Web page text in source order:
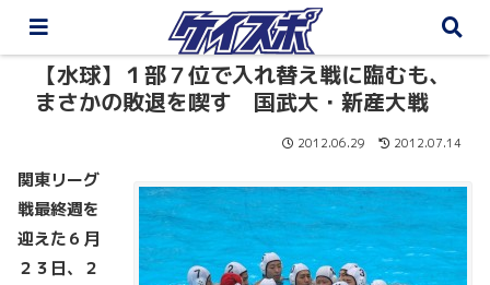
【水球】１部７位で入れ替え戦に臨むも、
まさかの敗退を喫す 国武大・新産大戦
2012.06.29 2012.07.14
関東リーグ
戦最終週を
迎えた６月
２３日、２